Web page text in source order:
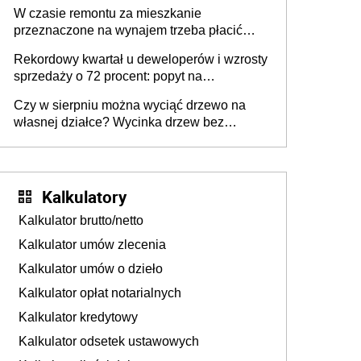
W czasie remontu za mieszkanie
przeznaczone na wynajem trzeba płacić
realizuje w nim potrzeb mieszkaniowych
Rekordowy kwartał u deweloperów i wzrosty
sprzedaży o 72 procent: popyt na
Czy w sierpniu można wyciąć drzewo na
własnej działce? Wycinka drzew bez
Kalkulatory
Kalkulator brutto/netto
Kalkulator umów zlecenia
Kalkulator umów o dzieło
Kalkulator opłat notarialnych
Kalkulator kredytowy
Kalkulator odsetek ustawowych